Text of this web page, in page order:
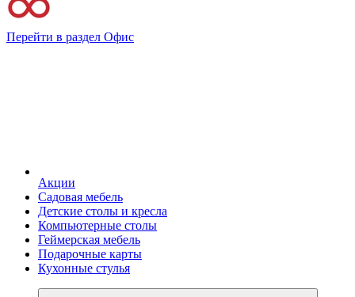
Перейти в раздел Офис
Акции
Садовая мебель
Детские столы и кресла
Компьютерные столы
Геймерская мебель
Подарочные карты
Кухонные стулья